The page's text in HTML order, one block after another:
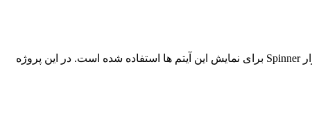
در این بخش یک پروژه رایگان اندروید با موضوع نمایش لیست کشویی همراه آیکن برای شما عزیزان قرار داده شده است.در این پروژه از ابزار Spinner برای نمایش این آیتم ها استفاده شده است. در این پروژه